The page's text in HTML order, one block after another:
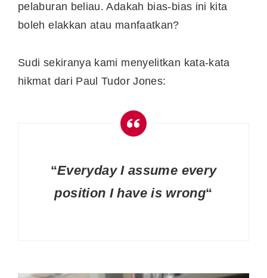
pelaburan beliau. Adakah bias-bias ini kita
boleh elakkan atau manfaatkan?
Sudi sekiranya kami menyelitkan kata-kata
hikmat dari Paul Tudor Jones:
“Everyday I assume every
position I have is wrong“